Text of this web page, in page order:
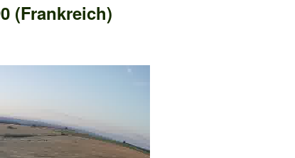
(Frankreich)